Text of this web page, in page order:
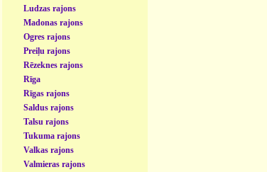
Ludzas rajons
Madonas rajons
Ogres rajons
Preiļu rajons
Rēzeknes rajons
Rīga
Rīgas rajons
Saldus rajons
Talsu rajons
Tukuma rajons
Valkas rajons
Valmieras rajons